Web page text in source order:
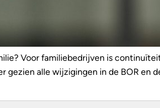
Voor familiebedrijven is
alle wijzigingen in de BOR en